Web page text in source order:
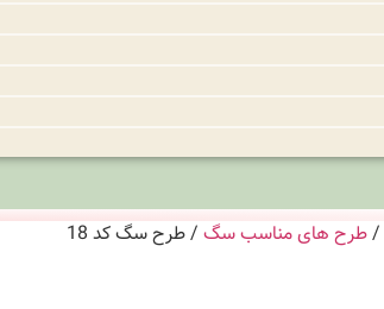
/طرح های مناسب سگ / طرح سگ کد 18